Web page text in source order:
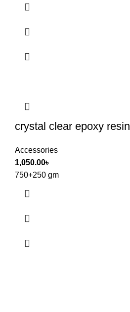
crystal clear epoxy resin
Accessories
1,050.00৳
750+250 gm